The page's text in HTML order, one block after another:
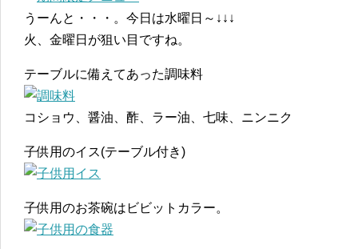
うーんと・・・。今日は水曜日～↓↓↓
火、金曜日が狙い目ですね。
テーブルに備えてあった調味料
コショウ、醤油、酢、ラー油、七味、ニンニク
子供用のイス(テーブル付き)
子供用のお茶碗はビビットカラー。